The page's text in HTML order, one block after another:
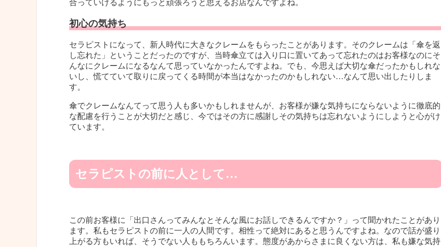
合っていけるようにもっと頑張ろうと思えるお店なんですよね。
初心の気持ち
セラピストになって、新人時代に大きなクレームをもらったことがあります。そのクレームは「傘を返
し忘れた」ということだったのですが、当時傘立ては入り口に置いてあって忘れたのはお客様なのにそ
んなにクレームになるなんて思っていなかったんですよね。でも、今思えば大切な傘だったかもしれな
いし、慌てていて取りに戻ってくる時間が本当はなかったのかもしれない…なんて思い出したりしま
す。
傘でクレームなんてって思う人も多いかもしれませんが、お客様が嫌な気持ちにならないように徹底的
な配慮を行うことが大切だと感じ、今ではその方に感謝しその気持ちは忘れないようにしようと心がけ
ています。
セラピストの前に人として…
この前お客様に「出口さんってみんなとそんな風にお話しできるんですか？」って聞かれたことがあり
ます。私もセラピストの前に一人の人間です。相性って絶対にあると思うんですよね。なので話が盛り
上がる方もいれば、そうでない人ももちろんいます。態度があからさまに良くない方は、私も嫌な気持